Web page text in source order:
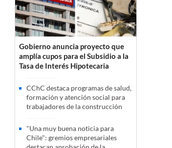
Gobierno anuncia proyecto que
amplía cupos para el Subsidio a la
Tasa de Interés Hipotecaria
CChC destaca programas de salud,
formación y atención social para
trabajadores de la construcción
"Una muy buena noticia para
Chile": gremios empresariales